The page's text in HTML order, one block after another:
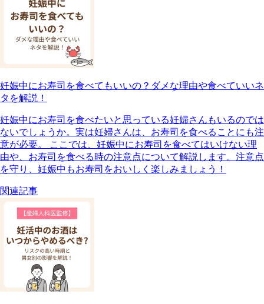
妊娠中にお寿司を食べてもいいの？ダメな理由や食べていいネ
タを解説！
妊娠中にお寿司を食べたいと思っている妊婦さんもいるのでは
ないでしょうか。実は妊婦さんは、お寿司を食べることにも注
意が必要。 ここでは、妊娠中にお寿司を食べてはいけない理
由や、お寿司を食べる時の注意点について解説します。注意点
を守り、妊娠中もお寿司をおいしく楽しみましょう！
関連記事